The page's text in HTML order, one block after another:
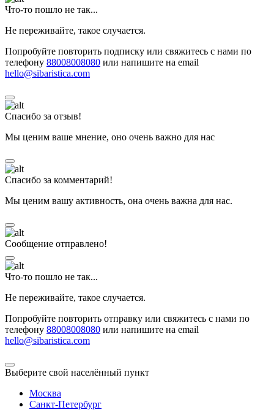
Что-то пошло не так...
Не переживайте, такое случается.
Попробуйте повторить подписку или свяжитесь с нами по
телефону 88008008080 или напишите на email
hello@sibaristica.com
Спасибо за отзыв!
Мы ценим ваше мнение, оно очень важно для нас
Спасибо за комментарий!
Мы ценим вашу активность, она очень важна для нас.
Сообщение отправлено!
Что-то пошло не так...
Не переживайте, такое случается.
Попробуйте повторить отправку или свяжитесь с нами по
телефону 88008008080 или напишите на email
hello@sibaristica.com
Выберите свой населённый пункт
Москва
Санкт-Петербург